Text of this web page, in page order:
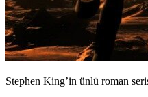
Stephen King’in ünlü roman